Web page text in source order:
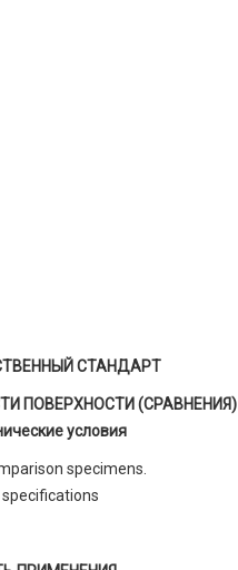
СТАНДАРТ
ПОВЕРХНОСТИ (СРАВНЕНИЯ)
условия
specimens.
specifications